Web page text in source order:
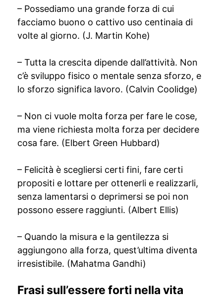
– Possediamo una grande forza di cui
facciamo buono o cattivo uso centinaia di
volte al giorno. (J. Martin Kohe)
– Tutta la crescita dipende dall’attività. Non
c’è sviluppo fisico o mentale senza sforzo, e
lo sforzo significa lavoro. (Calvin Coolidge)
– Non ci vuole molta forza per fare le cose,
ma viene richiesta molta forza per decidere
cosa fare. (Elbert Green Hubbard)
– Felicità è scegliersi certi fini, fare certi
propositi e lottare per ottenerli e realizzarli,
senza lamentarsi o deprimersi se poi non
possono essere raggiunti. (Albert Ellis)
– Quando la misura e la gentilezza si
aggiungono alla forza, quest’ultima diventa
irresistibile. (Mahatma Gandhi)
Frasi sull’essere forti nella vita